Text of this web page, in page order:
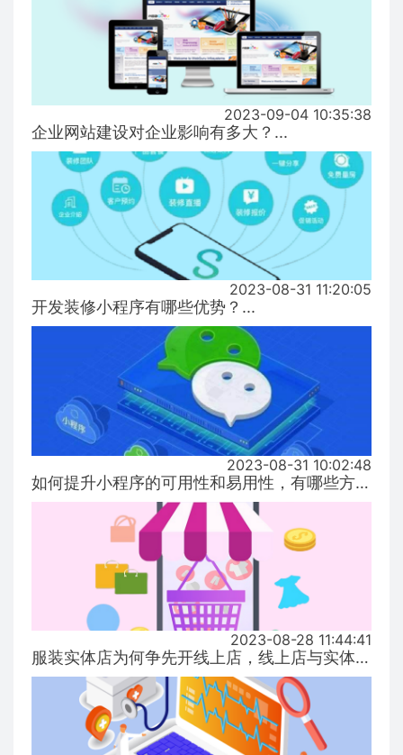
2023-09-04 10:35:38
企业网站建设对企业影响有多大？...
2023-08-31 11:20:05
开发装修小程序有哪些优势？...
2023-08-31 10:02:48
如何提升小程序的可用性和易用性，有哪些方式！...
2023-08-28 11:44:41
服装实体店为何争先开线上店，线上店与实体店有什么区别？...